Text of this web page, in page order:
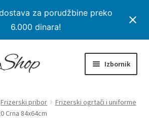
za porudžbine preko
6.000 dinara!
Izbornik
Frizerski pribor
Frizerski ogrtači i uniforme
Crna 84x64cm